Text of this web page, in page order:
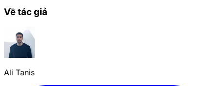
Về tác giả
Ali Tanis